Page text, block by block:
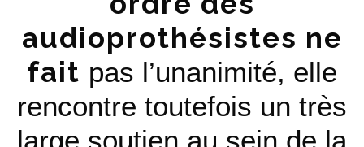
audioprothésistes ne
fait pas l’unanimité, elle
rencontre toutefois un très
large soutien au sein de la